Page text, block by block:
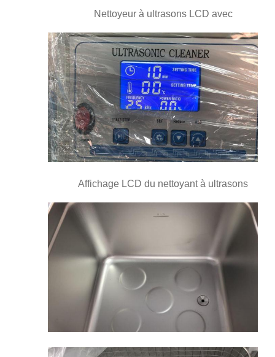
Nettoyeur à ultrasons LCD avec
Affichage LCD du nettoyant à ultrasons